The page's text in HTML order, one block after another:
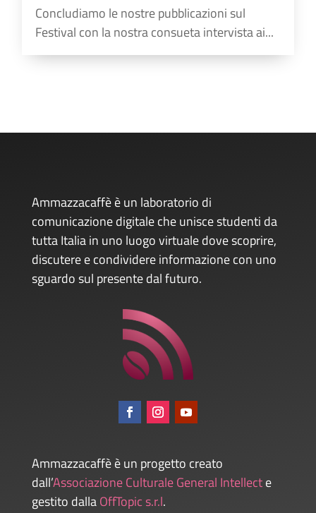
Concludiamo le nostre pubblicazioni sul
Festival con la nostra consueta intervista ai...
Ammazzacaffè è un laboratorio di
comunicazione digitale che unisce studenti da
tutta Italia in uno luogo virtuale dove scoprire,
discutere e condividere informazione con uno
sguardo sul presente dal futuro.
Ammazzacaffè è un progetto creato
dall’Associazione Culturale General Intellecte
gestito dallaOffTopic s.r.l.